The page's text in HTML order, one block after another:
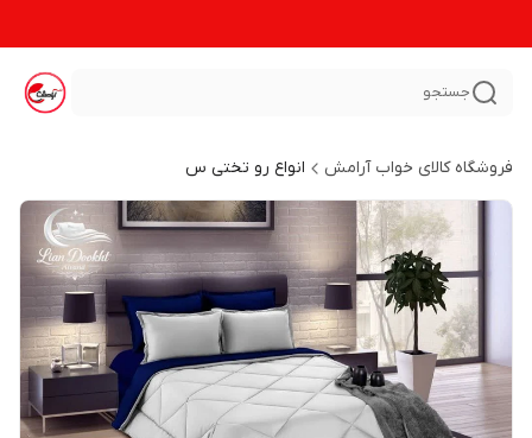
جستجو
فروشگاه کالای خواب آرامش انواع رو تختی س